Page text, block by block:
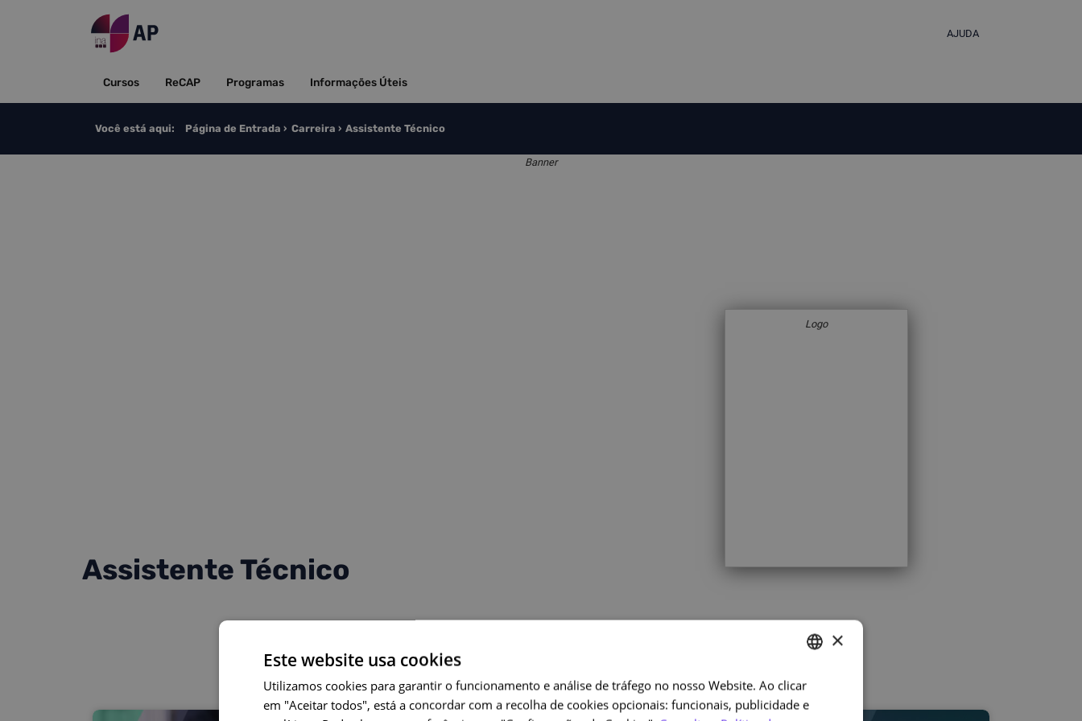
AJUDA
Cursos ReCAP Programas Informações Úteis
Você está aqui: Página de Entrada Carreira Assistente Técnico
Banner
Logo
Assistente Técnico
Cursos relacionados
PORTUGUESE
ENGLISH
×
Este website usa cookies
Utilizamos cookies para garantir o funcionamento e análise de tráfego no nosso Website. Ao clicar
em "Aceitar todos", está a concordar com a recolha de cookies opcionais: funcionais, publicidade e